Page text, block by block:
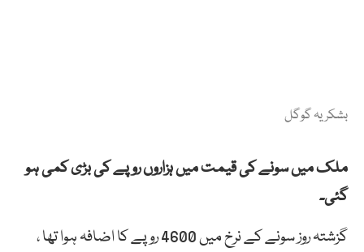
بشکریہ گوگل
ملک میں سونے کی قیمت میں ہزاروں روپے کی بڑی کمی ہو
گئی۔
گزشتہ روز سونے کے نرخ میں 4600 روپے کا اضافہ ہوا تھا ،